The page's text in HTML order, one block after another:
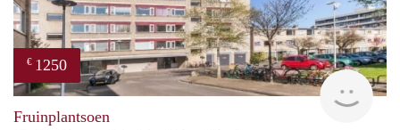
€ 1250
rent
Fruinplantsoen